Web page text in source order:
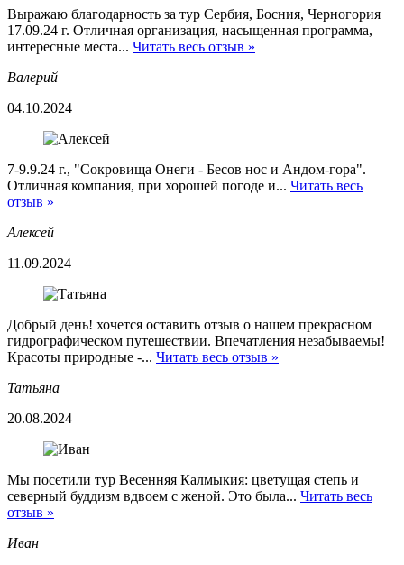
Выражаю благодарность за тур Сербия, Босния, Черногория
17.09.24 г. Отличная организация, насыщенная программа,
интересные места... Читать весь отзыв »
Валерий
04.10.2024
7-9.9.24 г., "Сокровища Онеги - Бесов нос и Андом-гора".
Отличная компания, при хорошей погоде и... Читать весь
отзыв »
Алексей
11.09.2024
Добрый день! хочется оставить отзыв о нашем прекрасном
гидрографическом путешествии. Впечатления незабываемы!
Красоты природные -... Читать весь отзыв »
Татьяна
20.08.2024
Мы посетили тур Весенняя Калмыкия: цветущая степь и
северный буддизм вдвоем с женой. Это была... Читать весь
отзыв »
Иван